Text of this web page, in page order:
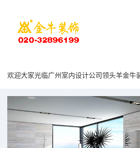
欢迎大家光临广州室内设计公司领头羊金牛